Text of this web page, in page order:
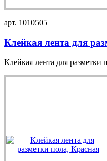
арт. 1010505
Клейкая лента для
Клейкая лента для разметки